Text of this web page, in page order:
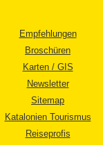
Empfehlungen
Broschüren
Karten / GIS
Newsletter
Sitemap
Katalonien Tourismus
Reiseprofis